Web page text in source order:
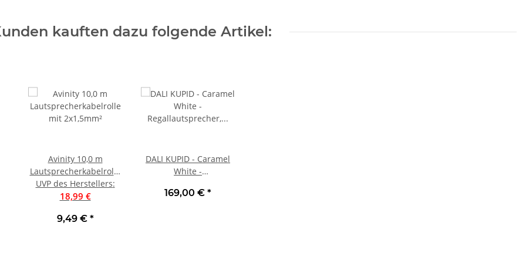
kauften dazu folgende Artikel:
Avinity 10,0 m
Lautsprecherkabelrolle
mit 2x1,5mm²
UVP des Herstellers:
18,99 €
9,49 € *
DALI KUPID - Caramel
White -
Stück | Neu
169,00 € *